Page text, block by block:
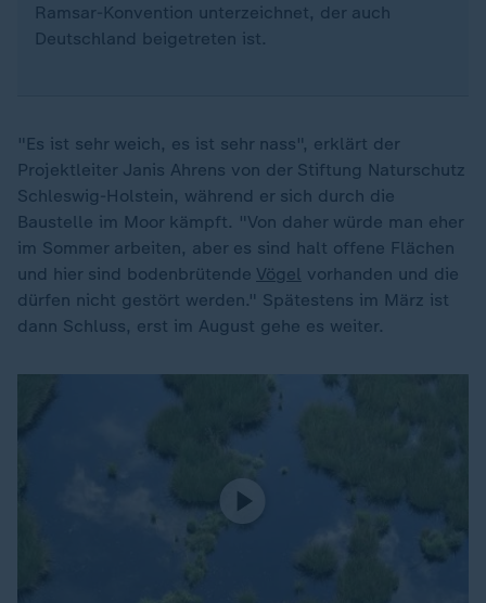
Ramsar-Konvention unterzeichnet, der auch
Deutschland beigetreten ist.
"Es ist sehr weich, es ist sehr nass", erklärt der
Projektleiter Janis Ahrens von der Stiftung Naturschutz
Schleswig-Holstein, während er sich durch die
Baustelle im Moor kämpft. "Von daher würde man eher
im Sommer arbeiten, aber es sind halt offene Flächen
und hier sind bodenbrütende Vögel vorhanden und die
dürfen nicht gestört werden." Spätestens im März ist
dann Schluss, erst im August gehe es weiter.